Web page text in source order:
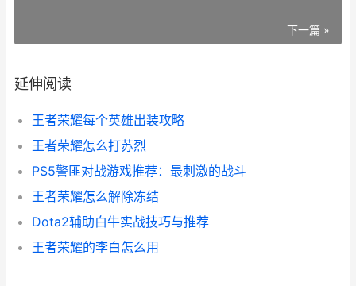
下一篇 »
延伸阅读
王者荣耀每个英雄出装攻略
王者荣耀怎么打苏烈
PS5警匪对战游戏推荐：最刺激的战斗
王者荣耀怎么解除冻结
Dota2辅助白牛实战技巧与推荐
王者荣耀的李白怎么用